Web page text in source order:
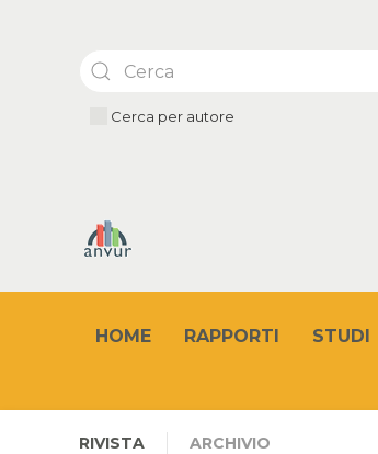
Cerca per autore
HOME RAPPORTI STUDI
RIVISTA ARCHIVIO